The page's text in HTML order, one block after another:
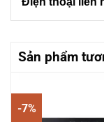
Sản phẩm
-7%